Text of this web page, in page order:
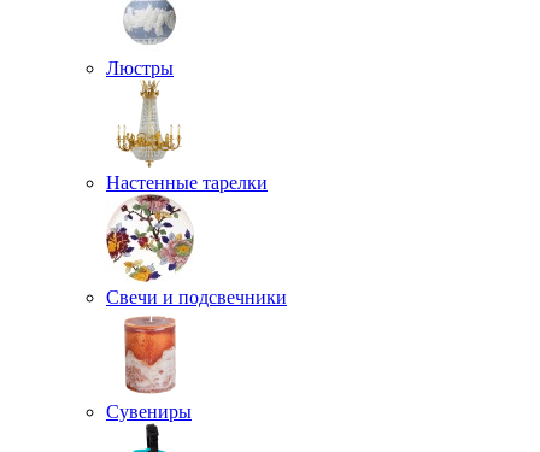
Люстры
Настенные тарелки
Свечи и подсвечники
Сувениры